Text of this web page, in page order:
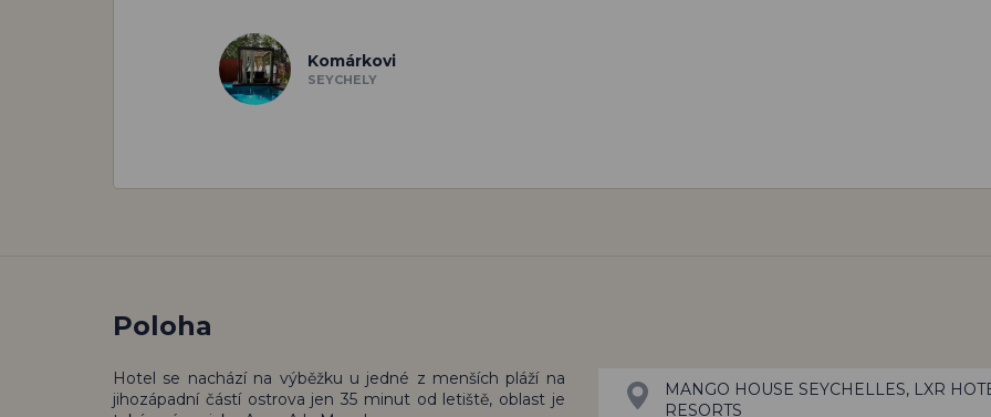
Komárkovi
SEYCHELY
Poloha
Hotel se nachází na výběžku u jedné z menších pláží na
jihozápadní částí ostrova jen 35 minut od letiště, oblast je
MANGO HOUSE SEYCHELLES, LXR
RESORTS